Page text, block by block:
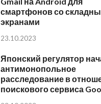
смартфонов со
экранами
23.10.2023
Японский регулятор
антимонопольное
расследование в
поискового сервиса